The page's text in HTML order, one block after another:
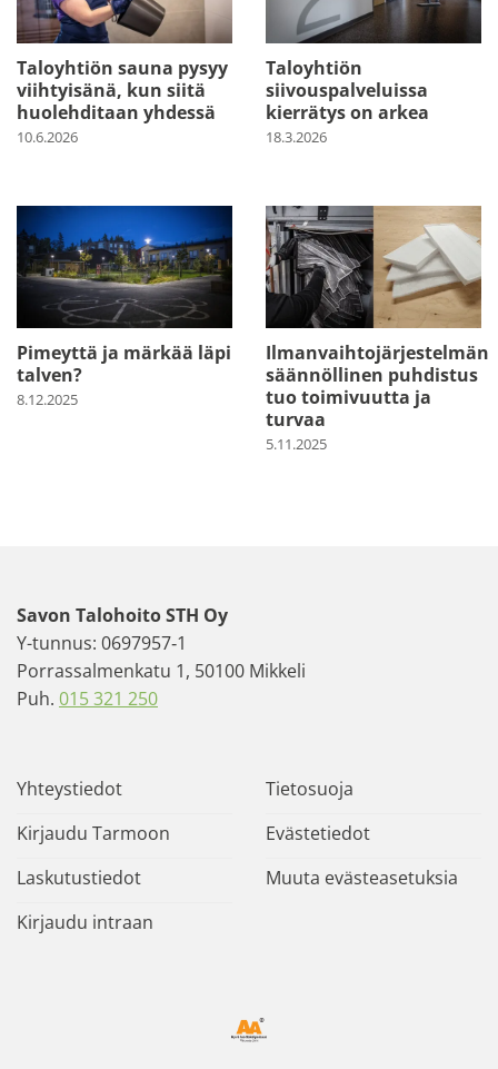
Taloyhtiön sauna pysyy
viihtyisänä, kun siitä
huolehditaan yhdessä
10.6.2026
Taloyhtiön
siivouspalveluissa
kierrätys on arkea
18.3.2026
Pimeyttä ja märkää läpi
talven?
8.12.2025
Ilmanvaihtojärjestelmän
säännöllinen puhdistus
tuo toimivuutta ja
turvaa
5.11.2025
Savon Talohoito STH Oy
Y-tunnus: 0697957‐1
Porrassalmenkatu 1, 50100 Mikkeli
Puh. 015 321 250
Yhteystiedot
Kirjaudu Tarmoon
Laskutustiedot
Kirjaudu intraan
Tietosuoja
Evästetiedot
Muuta evästeasetuksia